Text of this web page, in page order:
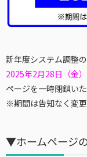
新年度システム調整
2025年2月28日（金
ページを一時閉鎖いた
※期間は告知なく変更
▼ホームページ